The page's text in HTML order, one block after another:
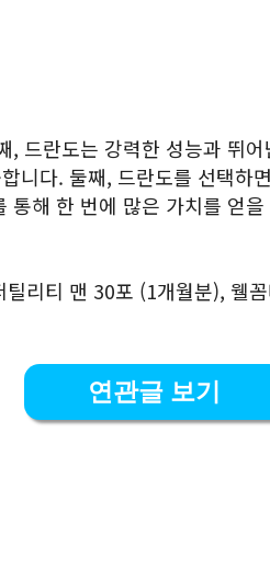
, 드란도는 강력한 성능과 뛰
니다. 둘째, 드란도를 선택하
통해 한 번에 많은 가치를 얻
리티 맨 30포 (1개월분), 웰
연관글 보기